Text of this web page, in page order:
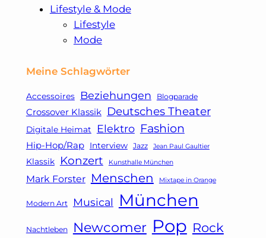
Lifestyle & Mode
Lifestyle
Mode
Meine Schlagwörter
Accessoires Beziehungen Blogparade
Crossover Klassik Deutsches Theater
Digitale Heimat Elektro Fashion
Hip-Hop/Rap Interview Jazz Jean Paul Gaultier
Klassik Konzert Kunsthalle München
Mark Forster Menschen Mixtape in Orange
Modern Art Musical München
Nachtleben Newcomer Pop Rock